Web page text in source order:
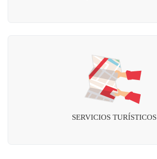
SERVICIOS TURÍSTICOS